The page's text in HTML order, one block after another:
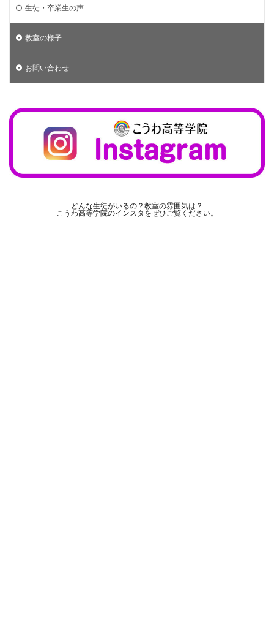
生徒・卒業生の声
教室の様子
お問い合わせ
どんな生徒がいるの？教室の雰囲気は？
こうわ高等学院のインスタをぜひご覧ください。